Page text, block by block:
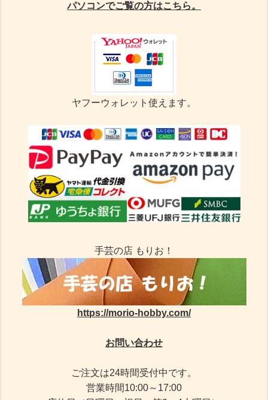
パソコンでご覧の方はこちら。
ヤフーウォレット使えます。
手芸の店 もりお！
https://morio-hobby.com/
お問い合わせ
ご注文は24時間受付中です。
営業時間10:00～17:00